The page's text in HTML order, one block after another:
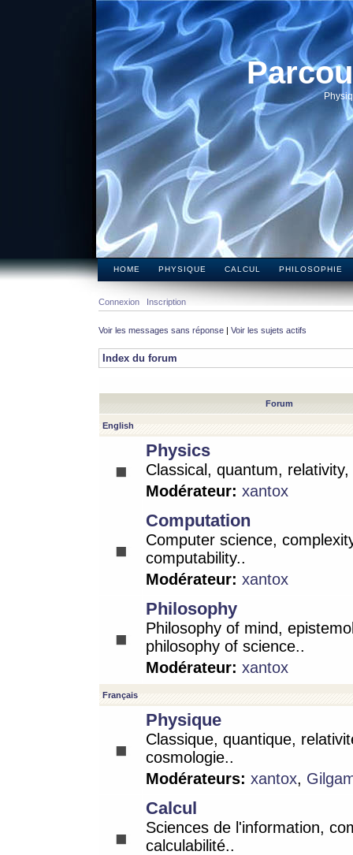
HOME PHYSIQUE CALCUL PHILOSOPHIE
Connexion Inscription
Voir les messages sans réponse | Voir les sujets actifs
Index du forum
Forum
English
Physics
Classical, quantum,
Modérateur: xantox
Computation
Computer science,
computability..
Modérateur: xantox
Philosophy
Philosophy of mind,
philosophy of science..
Modérateur: xantox
Français
Physique
Classique, quantique,
cosmologie..
Modérateurs: xantox,
Calcul
Sciences de l'information,
calculabilité..